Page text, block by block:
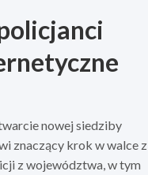
nowej siedziby
znaczący krok w walce z
z województwa, w tym